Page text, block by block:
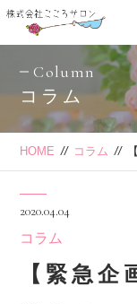
Column
コラム
HOME // コラム //
2020.04.04
コラム
【緊急企